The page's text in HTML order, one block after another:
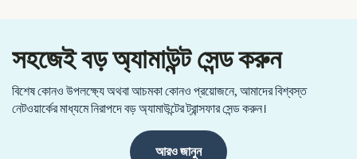
সহজেই বড় অ্যামাউন্ট সেন্ড করুন
বিশেষ কোনও উপলক্ষ্যে অথবা আচমকা কোনও প্রয়োজনে, আমাদের বিশ্বস্ত
নেটওয়ার্কের মাধ্যমে নিরাপদে বড় অ্যামাউন্টের ট্রান্সফার সেন্ড করুন।
আরও জানুন